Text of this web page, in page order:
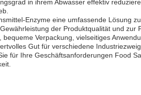
in ihrem Abwasser effektiv
Enzyme eine umfassende Lösung
der Produktqualität und
Verpackung, vielseitiges
Gut für verschiedene
für Ihre Geschäftsanforderungen Food